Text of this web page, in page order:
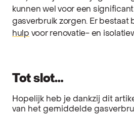
kunnen wel voor een
gasverbruik zorgen. Er bestaat
hulp voor renovatie- en
Tot slot…
Hopelijk heb je dankzij dit
van het gemiddelde